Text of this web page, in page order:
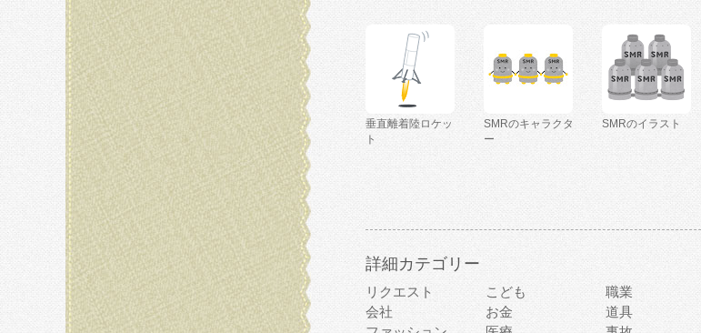
垂直離着陸ロケッ
ト
SMRのキャラクタ
ー
SMRのイラスト
詳細カテゴリー
リクエスト こども 職業
会社
お金 道具